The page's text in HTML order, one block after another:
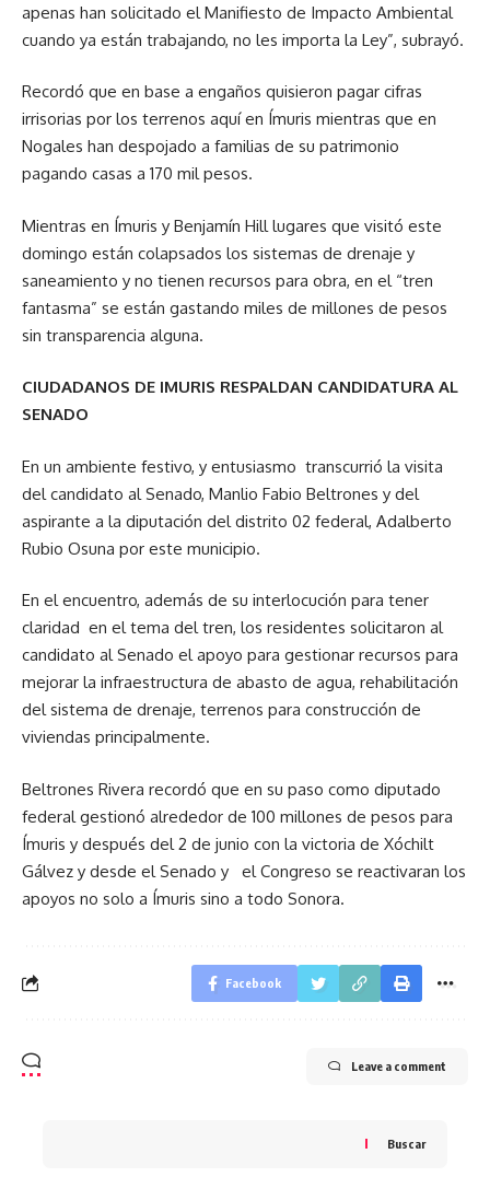
apenas han solicitado el Manifiesto de Impacto Ambiental
cuando ya están trabajando, no les importa la Ley”, subrayó.
Recordó que en base a engaños quisieron pagar cifras
irrisorias por los terrenos aquí en Ímuris mientras que en
Nogales han despojado a familias de su patrimonio
pagando casas a 170 mil pesos.
Mientras en Ímuris y Benjamín Hill lugares que visitó este
domingo están colapsados los sistemas de drenaje y
saneamiento y no tienen recursos para obra, en el “tren
fantasma” se están gastando miles de millones de pesos
sin transparencia alguna.
CIUDADANOS DE IMURIS RESPALDAN CANDIDATURA AL
SENADO
En un ambiente festivo, y entusiasmo transcurrió la visita
del candidato al Senado, Manlio Fabio Beltrones y del
aspirante a la diputación del distrito 02 federal, Adalberto
Rubio Osuna por este municipio.
En el encuentro, además de su interlocución para tener
claridad en el tema del tren, los residentes solicitaron al
candidato al Senado el apoyo para gestionar recursos para
mejorar la infraestructura de abasto de agua, rehabilitación
del sistema de drenaje, terrenos para construcción de
viviendas principalmente.
Beltrones Rivera recordó que en su paso como diputado
federal gestionó alrededor de 100 millones de pesos para
Ímuris y después del 2 de junio con la victoria de Xóchilt
Gálvez y desde el Senado y el Congreso se reactivaran los
apoyos no solo a Ímuris sino a todo Sonora.
Facebook
Leave a comment
Buscar